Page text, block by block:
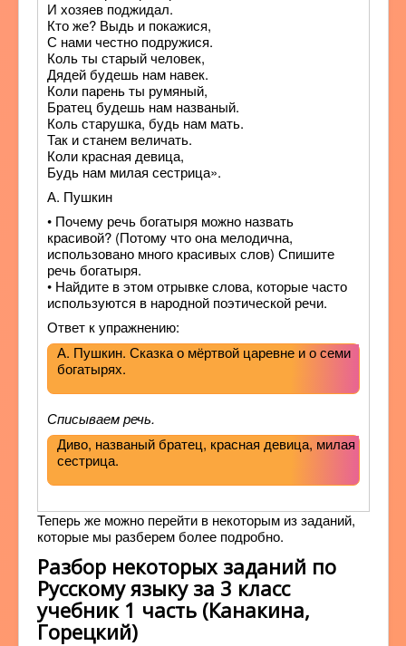
И хозяев поджидал.
Кто же? Выдь и покажися,
С нами честно подружися.
Коль ты старый человек,
Дядей будешь нам навек.
Коли парень ты румяный,
Братец будешь нам названый.
Коль старушка, будь нам мать.
Так и станем величать.
Коли красная девица,
Будь нам милая сестрица».
А. Пушкин
• Почему речь богатыря можно назвать
красивой? (Потому что она мелодична,
использовано много красивых слов) Спишите
речь богатыря.
• Найдите в этом отрывке слова, которые часто
используются в народной поэтической речи.
Ответ к упражнению:
А. Пушкин. Сказка о мёртвой царевне и о семи
богатырях.
Списываем речь.
Диво, названый братец, красная девица, милая
сестрица.
Теперь же можно перейти в некоторым из заданий,
которые мы разберем более подробно.
Разбор некоторых заданий по
Русскому языку за 3 класс
учебник 1 часть (Канакина,
Горецкий)